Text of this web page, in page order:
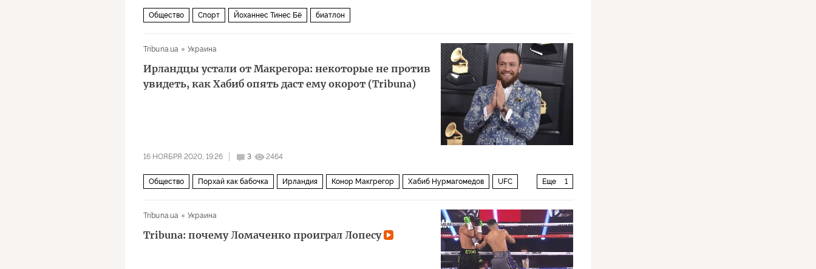
Общество Спорт Йоханнес Тинес Бё биатлон
Tribuna.ua Украина
Ирландцы устали от Макрегора: некоторые не против
увидеть, как Хабиб опять даст ему окорот (Tribuna)
16 НОЯБРЯ 2020, 19:26 3 2464
Еще 1
Общество Порхай как бабочка Ирландия Конор Макгрегор Хабиб Нурмагомедов UFC
Tribuna.ua
Украина
Tribuna: почему Ломаченко проиграл Лопесу